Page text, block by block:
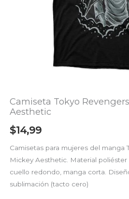
Camiseta Tokyo
Aesthetic
$14,99
Camisetas para mujeres del manga
Mickey Aesthetic. Material
cuello redondo, manga corta.
sublimación (tacto cero)